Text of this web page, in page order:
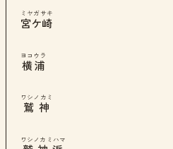
宮ケ崎
ミヤガサキ
横浦
ヨコウラ
鷲神
ワシノカミ
ワシノカミハマ